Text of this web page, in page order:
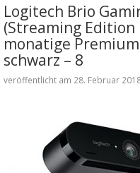
Logitech Brio
(Streaming Edition
monatige
schwarz – 8
veröffentlicht am 28. Februar